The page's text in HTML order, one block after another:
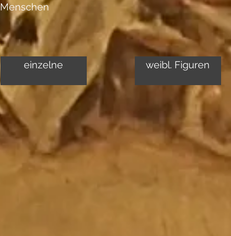
Menschen
einzelne weibl. Figuren